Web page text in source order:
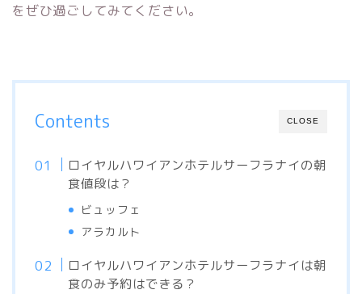
をぜひ過ごしてみてください。
CLOSE
Contents
ロイヤルハワイアンホテルサーフラナイの朝
食値段は？
ビュッフェ
アラカルト
ロイヤルハワイアンホテルサーフラナイは朝
食のみ予約はできる？